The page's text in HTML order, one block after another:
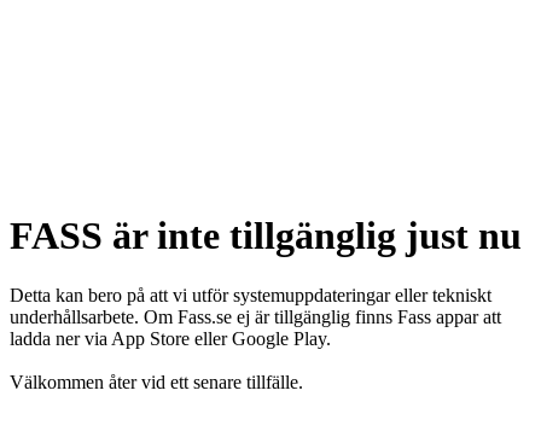
FASS är inte tillgänglig just nu
Detta kan bero på att vi utför systemuppdateringar eller tekniskt
underhållsarbete. Om Fass.se ej är tillgänglig finns Fass appar att
ladda ner via App Store eller Google Play.
Välkommen åter vid ett senare tillfälle.